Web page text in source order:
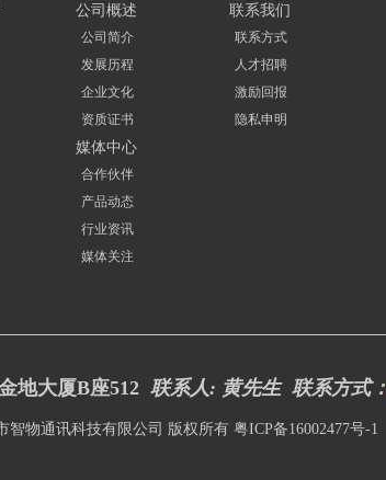
公司概述
公司简介
发展历程
企业文化
资质证书
媒体中心
合作伙伴
产品动态
行业资讯
媒体关注
联系我们
联系方式
人才招聘
激励回报
隐私申明
地大厦B座512联系人: 黄先生 联系方式：
智物通讯科技有限公司 版权所有 粤ICP备16002477号-1